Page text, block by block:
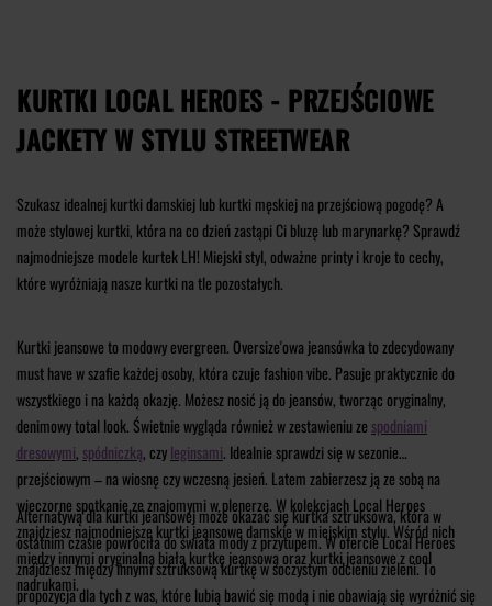
KURTKI LOCAL HEROES - PRZEJŚCIOWE
JACKETY W STYLU STREETWEAR
Szukasz idealnej kurtki damskiej lub kurtki męskiej na przejściową pogodę? A
może stylowej kurtki, która na co dzień zastąpi Ci bluzę lub marynarkę? Sprawdź
najmodniejsze modele kurtek LH! Miejski styl, odważne printy i kroje to cechy,
które wyróżniają nasze kurtki na tle pozostałych.
Kurtki jeansowe to modowy evergreen. Oversize'owa jeansówka to zdecydowany
must have w szafie każdej osoby, która czuje fashion vibe. Pasuje praktycznie do
wszystkiego i na każdą okazję. Możesz nosić ją do jeansów, tworząc oryginalny,
denimowy total look. Świetnie wygląda również w zestawieniu ze spodniami
dresowymi, spódniczką, czyleginsami. Idealnie sprawdzi się w sezonie
przejściowym – na wiosnę czy wczesną jesień. Latem zabierzesz ją ze sobą na
wieczorne spotkanie ze znajomymi w plenerze. W kolekcjach Local Heroes
znajdziesz najmodniejsze kurtki jeansowe damskie w miejskim stylu. Wśród nich
między innymi oryginalną białą kurtkę jeansową oraz kurtki jeansowe z cool
nadrukami.
Alternatywą dla kurtki jeansowej może okazać się kurtka sztruksowa, która w
ostatnim czasie powróciła do świata mody z przytupem. W ofercie Local Heroes
znajdziesz między innymi sztruksową kurtkę w soczystym odcieniu zieleni. To
propozycja dla tych z was, które lubią bawić się modą i nie obawiają się wyróżnić się